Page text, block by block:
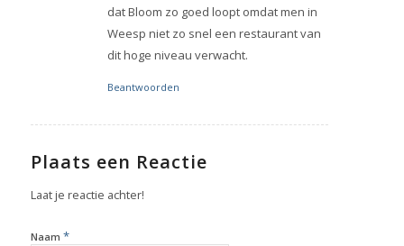
dat Bloom zo goed loopt omdat men in
Weesp niet zo snel een restaurant van
dit hoge niveau verwacht.
Beantwoorden
Plaats een Reactie
Laat je reactie achter!
Naam *